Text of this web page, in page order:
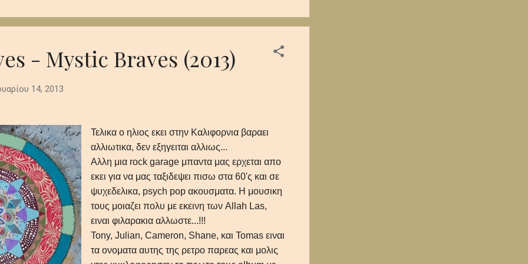
synths το πιάνο και τα έγχορδα δημιουργούν μία ατμόσφαιρα
- Mystic Braves (2013)
14, 2013
Τελικα ο ηλιος εκει στην Καλιφορνια βαραει
αλλιωτικα, δεν εξηγειται αλλιως...
Αλλη μια rock garage μπαντα μας ερχεται απο
εκει για να μας ταξιδεψει πισω στα 60'ς και σε
ψυχεδελικα, psych pop ακουσματα. Η μουσικη
τους μοιαζει πολυ με εκεινη των Allah Las,
ειναι φιλαρακια αλλωστε...!!!
Tony, Julian, Cameron, Shane, και Tomas ειναι
τα ονοματα αυτης της ρετρο παρεας και μολις